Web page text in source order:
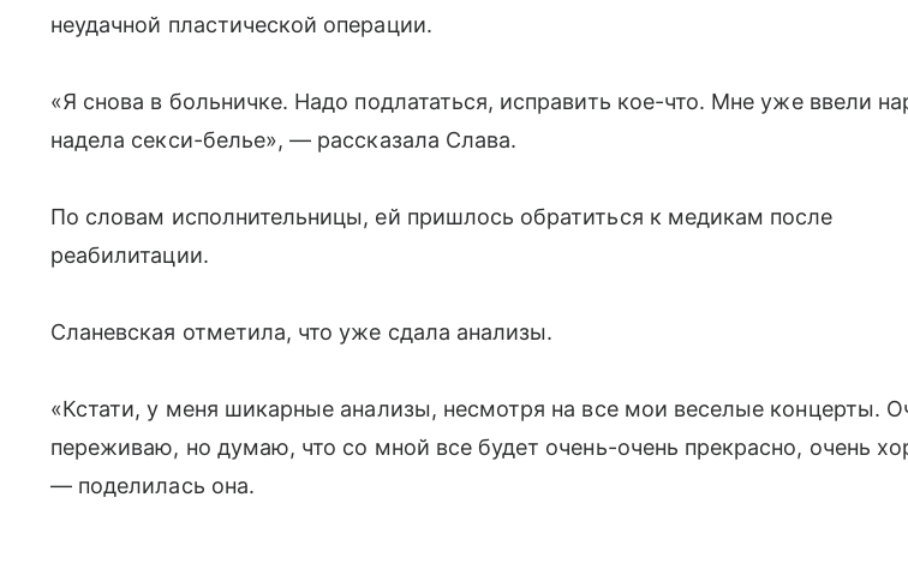
неудачной пластической операции.
«Я снова в больничке. Надо подлататься, исправить кое-что. Мне уже ввели
надела секси-белье», — рассказала Слава.
По словам исполнительницы, ей пришлось обратиться к медикам после
реабилитации.
Сланевская отметила, что уже сдала анализы.
«Кстати, у меня шикарные анализы, несмотря на все мои веселые концерты.
переживаю, но думаю, что со мной все будет очень-очень прекрасно, очень
— поделилась она.